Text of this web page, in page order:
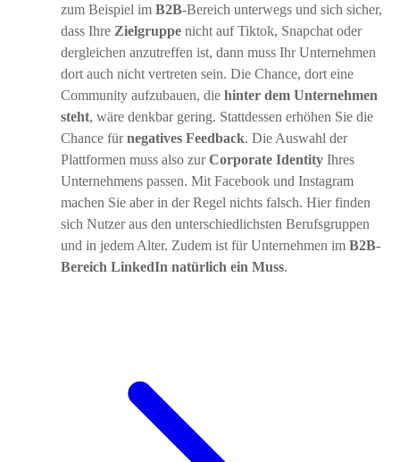
zum Beispiel im B2B-Bereich unterwegs und sich sicher,
dass Ihre Zielgruppe nicht auf Tiktok, Snapchat oder
dergleichen anzutreffen ist, dann muss Ihr Unternehmen
dort auch nicht vertreten sein. Die Chance, dort eine
Community aufzubauen, die hinter dem Unternehmen
steht, wäre denkbar gering. Stattdessen erhöhen Sie die
Chance fürnegatives Feedback. Die Auswahl der
Plattformen muss also zurCorporate Identity Ihres
Unternehmens passen. Mit Facebook und Instagram
machen Sie aber in der Regel nichts falsch. Hier finden
sich Nutzer aus den unterschiedlichsten Berufsgruppen
und in jedem Alter. Zudem ist für Unternehmen im B2B-
Bereich LinkedIn natürlich ein Muss.